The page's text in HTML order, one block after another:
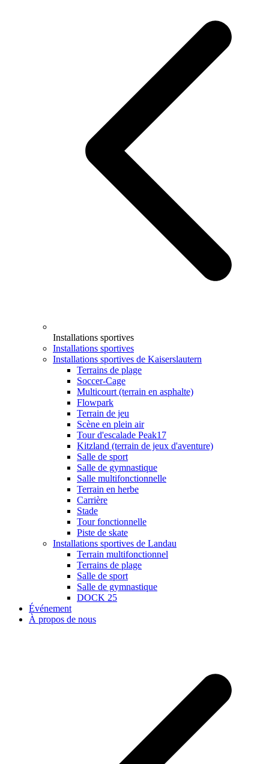
Installations sportives
Installations sportives
Installations sportives de Kaiserslautern
Terrains de plage
Soccer-Cage
Multicourt (terrain en asphalte)
Flowpark
Terrain de jeu
Scène en plein air
Tour d'escalade Peak17
Kitzland (terrain de jeux d'aventure)
Salle de sport
Salle de gymnastique
Salle multifonctionnelle
Terrain en herbe
Carrière
Stade
Tour fonctionnelle
Piste de skate
Installations sportives de Landau
Terrain multifonctionnel
Terrains de plage
Salle de sport
Salle de gymnastique
DOCK 25
Événement
À propos de nous